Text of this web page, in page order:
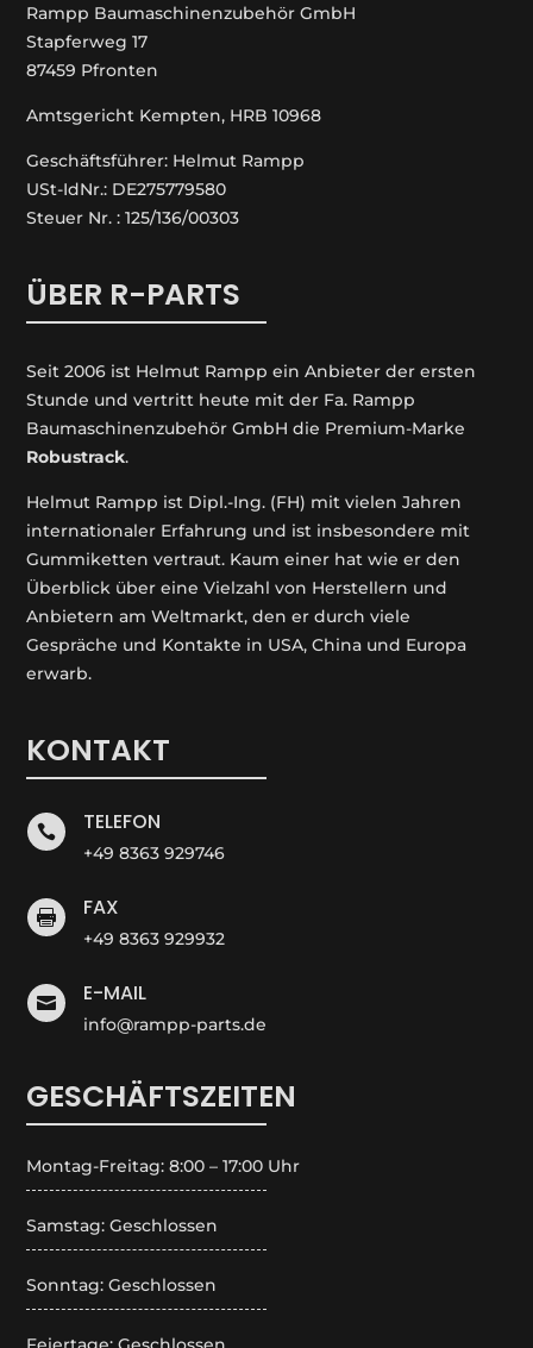
Rampp Baumaschinenzubehör GmbH
Stapferweg 17
87459 Pfronten
Amtsgericht Kempten, HRB 10968
Geschäftsführer: Helmut Rampp
USt-IdNr.: DE275779580
Steuer Nr. : 125/136/00303
ÜBER R-PARTS
Seit 2006 ist Helmut Rampp ein An­bieter der ersten
Stunde und vertritt heute mit der Fa. Rampp
Baumaschinenzubehör GmbH die Premium-Marke
Robustrack.
Helmut Rampp ist Dipl.-Ing. (FH) mit vielen Jahren
internationaler Erfahrung und ist insbesondere mit
Gummiketten vertraut. Kaum einer hat wie er den
Überblick über eine Vielzahl von Herstellern und
Anbietern am Weltmarkt, den er durch viele
Gespräche und Kontakte in USA, China und Europa
erwarb.
KONTAKT
 TELEFON
+49 8363 929746
 FAX
+49 8363 929932
 E-MAIL
info@rampp-parts.de
GESCHÄFTSZEITEN
Montag-Freitag: 8:00 – 17:00 Uhr
Samstag: Geschlossen
Sonntag: Geschlossen